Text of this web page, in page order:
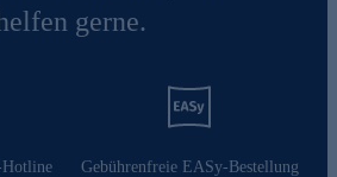
gerne.
Hotline Gebührenfreie EASy-Bestellung